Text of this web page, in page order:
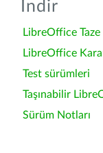
İndir
LibreOffice
LibreOffice
Test sürümleri
Taşınabilir
Sürüm Notları